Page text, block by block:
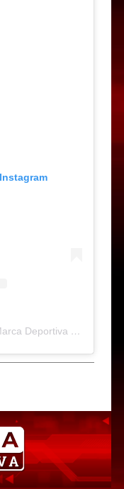
Una publicación compartida por Marca Deportiva Web-Radio (@marcadeportiva)